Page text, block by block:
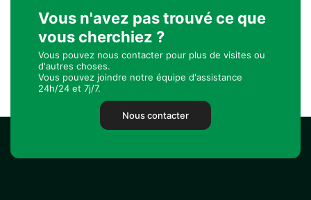
Vous n'avez pas trouvé ce que
vous cherchiez ?
Vous pouvez nous contacter pour plus de visites ou
d'autres choses.
Vous pouvez joindre notre équipe d'assistance
24h/24 et 7j/7.
Nous contacter